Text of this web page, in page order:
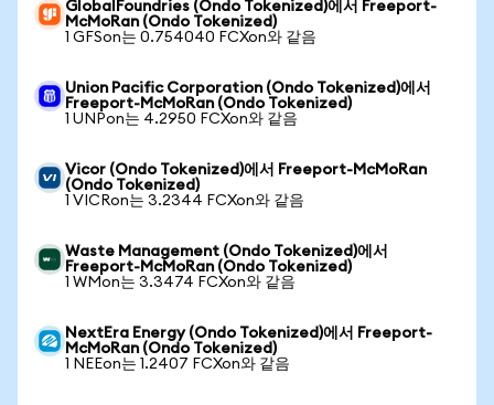
GlobalFoundries (Ondo Tokenized)에서 Freeport-
McMoRan (Ondo Tokenized)
1 GFSon는 0.754040 FCXon와 같음
Union Pacific Corporation (Ondo Tokenized)에서
Freeport-McMoRan (Ondo Tokenized)
1 UNPon는 4.2950 FCXon와 같음
Vicor (Ondo Tokenized)에서 Freeport-McMoRan
(Ondo Tokenized)
1 VICRon는 3.2344 FCXon와 같음
Waste Management (Ondo Tokenized)에서
Freeport-McMoRan (Ondo Tokenized)
1 WMon는 3.3474 FCXon와 같음
NextEra Energy (Ondo Tokenized)에서 Freeport-
McMoRan (Ondo Tokenized)
1 NEEon는 1.2407 FCXon와 같음